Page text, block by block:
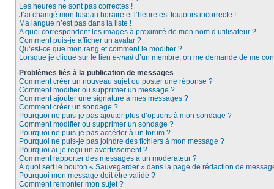
Les heures ne sont pas correctes !
J’ai changé mon fuseau horaire et l’heure est toujours incorrecte !
Ma langue n’est pas dans la liste !
A quoi correspondent les images à proximité de mon nom d’utilisateur ?
Comment puis-je afficher un avatar ?
Qu’est-ce que mon rang et comment le modifier ?
Lorsque je clique sur le lien e-mail d’un membre, on me demande de me
Problèmes liés à la publication de messages
Comment créer un nouveau sujet ou poster une réponse ?
Comment modifier ou supprimer un message ?
Comment ajouter une signature à mes messages ?
Comment créer un sondage ?
Pourquoi ne puis-je pas ajouter plus d’options à mon sondage ?
Comment modifier ou supprimer un sondage ?
Pourquoi ne puis-je pas accéder à un forum ?
Pourquoi ne puis-je pas joindre des fichiers à mon message ?
Pourquoi ai-je reçu un avertissement ?
Comment rapporter des messages à un modérateur ?
À quoi sert le bouton « Sauvegarder » dans la page de rédaction de
Pourquoi mon message doit être validé ?
Comment remonter mon sujet ?